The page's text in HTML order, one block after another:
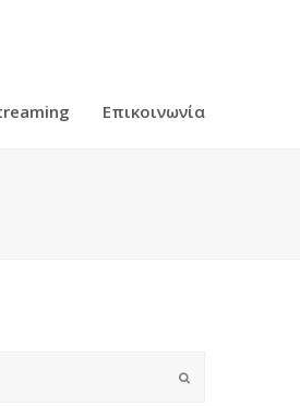
Επικοινωνία